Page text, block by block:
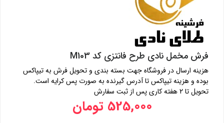
فرش مخمل نادی طرح فانتزی کد M103
هزینه ارسال در فروشگاه جهت بسته بندی و تحویل فرش به تیپاکس
بوده و هزینه تیپاکس تا آدرس گیرنده به صورت پس کرایه است.
تحویل تا 2 هفته کاری پس از ثبت سفارش
525,000 تومان